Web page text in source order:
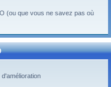
(ou que vous ne savez pas où